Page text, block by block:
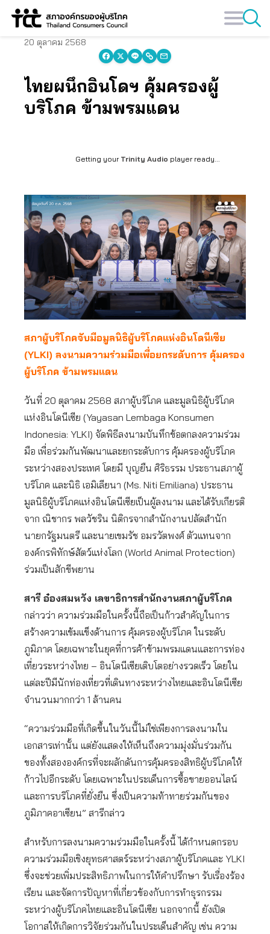
Skip
20 ตุลาคม 2568
ไทยผนึกอินโดฯ คุ้มครองผู้
บริโภค ข้ามพรมแดน
Getting your Trinity Audio player ready...
สภาผู้บริโภคจับมือมูลนิธิผู้บริโภคแห่งอินโดนีเซีย
(YLKI) ลงนามความร่วมมือเพื่อยกระดับการ คุ้มครอง
ผู้บริโภค ข้ามพรมแดน
วันที่ 20 ตุลาคม 2568 สภาผู้บริโภค และมูลนิธิผู้บริโภค
แห่งอินโดนีเซีย (Yayasan Lembaga Konsumen
Indonesia: YLKI) จัดพิธีลงนามบันทึกข้อตกลงความร่วม
มือ เพื่อร่วมกันพัฒนาและยกระดับการ คุ้มครองผู้บริโภค
ระหว่างสองประเทศ โดยมี บุญยืน ศิริธรรม ประธานสภาผู้
บริโภค และนิธิ เอมิเลียนา (Ms. Niti Emiliana) ประธาน
มูลนิธิผู้บริโภคแห่งอินโดนีเซียเป็นผู้ลงนาม และได้รับเกียรติ
จาก ณิชากร พลวัชริน นิติกรจากสำนักงานปลัดสำนัก
นายกรัฐมนตรี และนายเขมรัช อมรวัตพงศ์ ตัวแทนจาก
องค์กรพิทักษ์สัตว์แห่งโลก (World Animal Protection)
ร่วมเป็นสักขีพยาน
สารี อ๋องสมหวัง เลขาธิการสำนักงานสภาผู้บริโภค
กล่าวว่า ความร่วมมือในครั้งนี้ถือเป็นก้าวสำคัญในการ
สร้างความเข้มแข็งด้านการ คุ้มครองผู้บริโภค ในระดับ
ภูมิภาค โดยเฉพาะในยุคที่การค้าข้ามพรมแดนและการท่อง
เที่ยวระหว่างไทย – อินโดนีเซียเติบโตอย่างรวดเร็ว โดยใน
แต่ละปีมีนักท่องเที่ยวที่เดินทางระหว่างไทยและอินโดนีเซีย
จำนวนมากกว่า 1 ล้านคน
“ความร่วมมือที่เกิดขึ้นในวันนี้ไม่ใช่เพียงการลงนามใน
เอกสารเท่านั้น แต่ยังแสดงให้เห็นถึงความมุ่งมั่นร่วมกัน
ของทั้งสององค์กรที่จะผลักดันการคุ้มครองสิทธิผู้บริโภคให้
ก้าวไปอีกระดับ โดยเฉพาะในประเด็นการซื้อขายออนไลน์
และการบริโภคที่ยั่งยืน ซึ่งเป็นความท้าทายร่วมกันของ
ภูมิภาคอาเซียน” สารีกล่าว
สำหรับการลงนามความร่วมมือในครั้งนี้ ได้กำหนดกรอบ
ความร่วมมือเชิงยุทธศาสตร์ระหว่างสภาผู้บริโภคและ YLKI
ซึ่งจะช่วยเพิ่มประสิทธิภาพในการให้คำปรึกษา รับเรื่องร้อง
เรียน และจัดการปัญหาที่เกี่ยวข้องกับการทำธุรกรรม
ระหว่างผู้บริโภคไทยและอินโดนีเซีย นอกจากนี้ ยังเปิด
โอกาสให้เกิดการวิจัยร่วมกันในประเด็นสำคัญ เช่น ความ